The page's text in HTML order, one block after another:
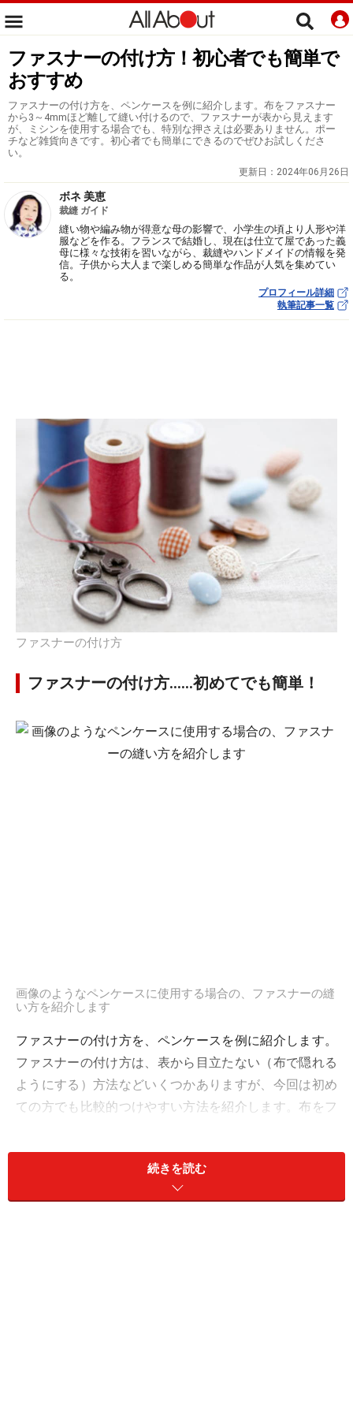
ファスナーの付け方！初心者でも簡単で
おすすめ
ファスナーの付け方を、ペンケースを例に紹介します。布をファスナー
から3～4mmほど離して縫い付けるので、ファスナーが表から見えます
が、ミシンを使用する場合でも、特別な押さえは必要ありません。ポー
チなど雑貨向きです。初心者でも簡単にできるのでぜひお試しくださ
い。
更新日： 2024年06月26日
ボネ 美恵
裁縫 ガイド
縫い物や編み物が得意な母の影響で、小学生の頃より人形や洋
服などを作る。フランスで結婚し、現在は仕立て屋であった義
母に様々な技術を習いながら、裁縫やハンドメイドの情報を発
信。子供から大人まで楽しめる簡単な作品が人気を集めてい
る。
プロフィール詳細
執筆記事一覧
ファスナーの付け方
ファスナーの付け方……初めてでも簡単！
画像のようなペンケースに使用する場合の、ファスナーの縫
い方を紹介します
ファスナーの付け方を、ペンケースを例に紹介します。
ファスナーの付け方は、表から目立たない（布で隠れる
ようにする）方法などいくつかありますが、今回は初め
ての方でも比較的つけやすい方法を紹介します。布をフ
スナーが表から見えますが、ミシンを使用する場合で
も、特別な押さえは必要ありません。ペンケースの他に
も、ポーチなど雑貨向けの付け方です。
続きを読む